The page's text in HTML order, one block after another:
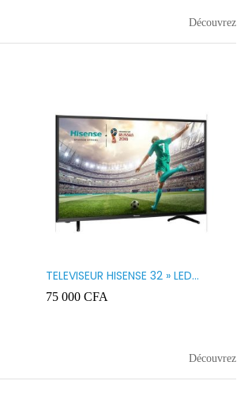
Découvrez
TELEVISEUR HISENSE 32 » LED
32A5200
75 000 CFA
Découvrez